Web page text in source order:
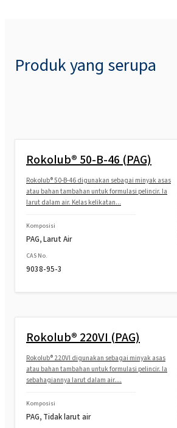
Produk yang serupa
Rokolub® 50-B-46 (PAG)
Rokolub® 50-B-46 digunakan sebagai minyak asas
atau bahan tambahan untuk formulasi pelincir. Ia
larut dalam air. Kelas kelikatan...
Komposisi
PAG, Larut Air
CAS No.
9038-95-3
Rokolub® 220VI (PAG)
Rokolub® 220VI digunakan sebagai minyak asas
atau bahan tambahan untuk formulasi pelincir. Ia
sebahagiannya larut dalam air....
Komposisi
PAG, Tidak larut air